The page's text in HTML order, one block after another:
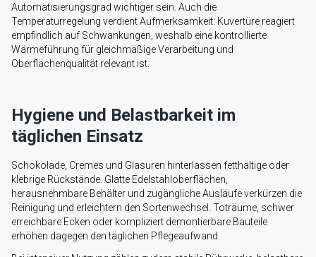
Automatisierungsgrad wichtiger sein. Auch die
Temperaturregelung verdient Aufmerksamkeit: Kuvertüre reagiert
empfindlich auf Schwankungen, weshalb eine kontrollierte
Wärmeführung für gleichmäßige Verarbeitung und
Oberflächenqualität relevant ist.
Hygiene und Belastbarkeit im
täglichen Einsatz
Schokolade, Cremes und Glasuren hinterlassen fetthaltige oder
klebrige Rückstände. Glatte Edelstahloberflächen,
herausnehmbare Behälter und zugängliche Ausläufe verkürzen die
Reinigung und erleichtern den Sortenwechsel. Toträume, schwer
erreichbare Ecken oder kompliziert demontierbare Bauteile
erhöhen dagegen den täglichen Pflegeaufwand.